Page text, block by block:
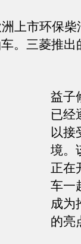
上市环保
。三菱推出
益子
已经
以接
境。
正在
车一
成为
的亮